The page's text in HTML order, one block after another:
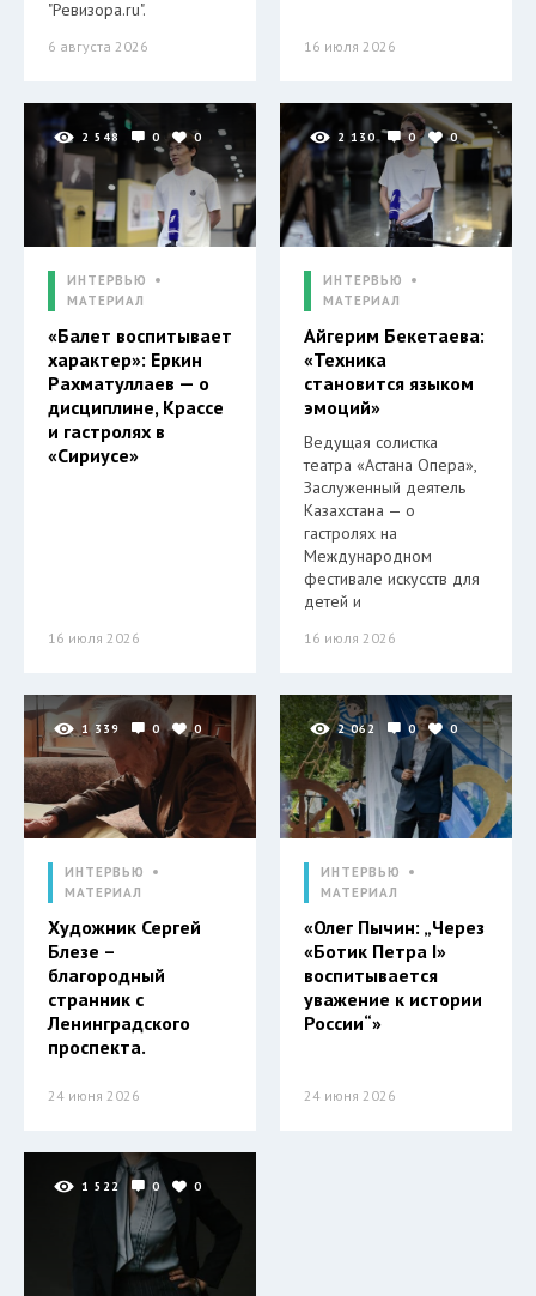
"Ревизора.ru".
6 августа 2026 16 июля 2026
2 548 0 0
ИНТЕРВЬЮ
МАТЕРИАЛ
«Балет воспитывает
характер»: Еркин
Рахматуллаев — о
дисциплине, Крассе
и гастролях в
«Сириусе»
16 июля 2026
2 130 0 0
ИНТЕРВЬЮ
МАТЕРИАЛ
Айгерим Бекетаева:
«Техника
становится языком
эмоций»
Ведущая солистка
театра «Астана Опера»,
Заслуженный деятель
Казахстана — о
гастролях на
Международном
фестивале искусств для
детей и
16 июля 2026
1 339 0 0
ИНТЕРВЬЮ
МАТЕРИАЛ
Художник Сергей
Блезе –
благородный
странник с
Ленинградского
проспекта.
24 июня 2026
2 062 0 0
ИНТЕРВЬЮ
МАТЕРИАЛ
«Олег Пычин: „Через
«Ботик Петра I»
воспитывается
уважение к истории
России“»
24 июня 2026
1 522 0 0